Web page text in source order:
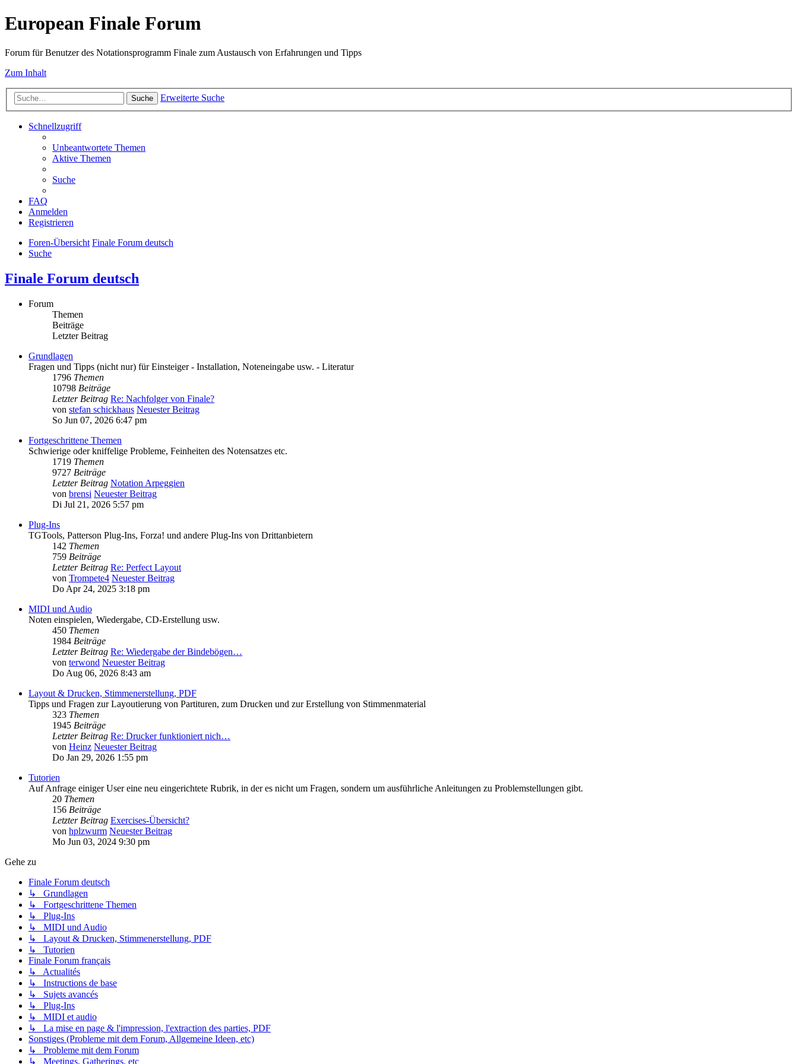
European Finale Forum
Forum für Benutzer des Notationsprogramm Finale zum Austausch von Erfahrungen und Tipps
Zum Inhalt
Suche Erweiterte Suche
Schnellzugriff
Unbeantwortete Themen
Aktive Themen
Suche
FAQ
Anmelden
Registrieren
Foren-Übersicht Finale Forum deutsch
Suche
Finale Forum deutsch
Forum
Themen
Beiträge
Letzter Beitrag
Grundlagen
Fragen und Tipps (nicht nur) für Einsteiger - Installation, Noteneingabe usw. - Literatur
1796 Themen
10798 Beiträge
Letzter Beitrag Re: Nachfolger von Finale?
von stefan schickhaus Neuester Beitrag
So Jun 07, 2026 6:47 pm
Fortgeschrittene Themen
Schwierige oder kniffelige Probleme, Feinheiten des Notensatzes etc.
1719 Themen
9727 Beiträge
Letzter Beitrag Notation Arpeggien
von brensi Neuester Beitrag
Di Jul 21, 2026 5:57 pm
Plug-Ins
TGTools, Patterson Plug-Ins, Forza! und andere Plug-Ins von Drittanbietern
142 Themen
759 Beiträge
Letzter Beitrag Re: Perfect Layout
von Trompete4 Neuester Beitrag
Do Apr 24, 2025 3:18 pm
MIDI und Audio
Noten einspielen, Wiedergabe, CD-Erstellung usw.
450 Themen
1984 Beiträge
Letzter Beitrag Re: Wiedergabe der Bindebögen…
von terwond Neuester Beitrag
Do Aug 06, 2026 8:43 am
Layout & Drucken, Stimmenerstellung, PDF
Tipps und Fragen zur Layoutierung von Partituren, zum Drucken und zur Erstellung von Stimmenmaterial
323 Themen
1945 Beiträge
Letzter Beitrag Re: Drucker funktioniert nich…
von Heinz Neuester Beitrag
Do Jan 29, 2026 1:55 pm
Tutorien
Auf Anfrage einiger User eine neu eingerichtete Rubrik, in der es nicht um Fragen, sondern um ausführliche Anleitungen zu Problemstellungen gibt.
20 Themen
156 Beiträge
Letzter Beitrag Exercises-Übersicht?
von hplzwurm Neuester Beitrag
Mo Jun 03, 2024 9:30 pm
Gehe zu
Finale Forum deutsch
↳ Grundlagen
↳ Fortgeschrittene Themen
↳ Plug-Ins
↳ MIDI und Audio
↳ Layout & Drucken, Stimmenerstellung, PDF
↳ Tutorien
Finale Forum français
↳ Actualités
↳ Instructions de base
↳ Sujets avancés
↳ Plug-Ins
↳ MIDI et audio
↳ La mise en page & l'impression, l'extraction des parties, PDF
Sonstiges (Probleme mit dem Forum, Allgemeine Ideen, etc)
↳ Probleme mit dem Forum
↳ Meetings, Gatherings, etc